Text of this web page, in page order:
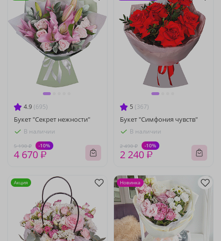
4.9 (695)
Букет "Секрет нежности"
В наличии
5 190 ₽ -10%
4 670 ₽
5 (367)
Букет "Симфония чувств"
В наличии
2 490 ₽ -10%
2 240 ₽
Акция Новинка